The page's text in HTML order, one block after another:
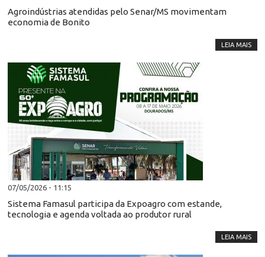
Agroindústrias atendidas pelo Senar/MS movimentam
economia de Bonito
LEIA MAIS
07/05/2026 - 11:15
Sistema Famasul participa da Expoagro com estande,
tecnologia e agenda voltada ao produtor rural
LEIA MAIS